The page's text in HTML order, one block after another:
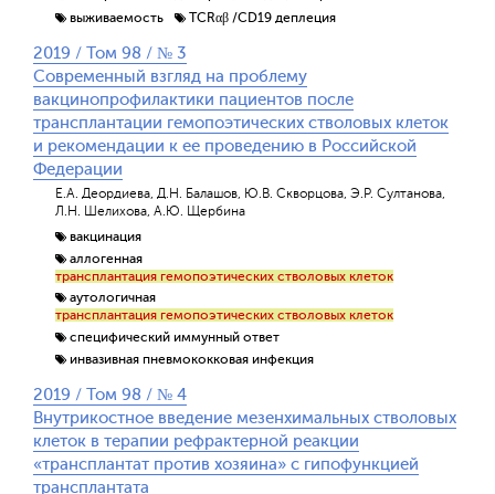
выживаемость
TCRαβ /CD19 деплеция
2019 / Том 98 / № 3
Современный взгляд на проблему
вакцинопрофилактики пациентов после
трансплантации гемопоэтических стволовых клеток
и рекомендации к ее проведению в Российской
Федерации
Е.А. Деордиева, Д.Н. Балашов, Ю.В. Скворцова, Э.Р. Султанова,
Л.Н. Шелихова, А.Ю. Щербина
вакцинация
аллогенная
трансплантация гемопоэтических стволовых клеток
аутологичная
трансплантация гемопоэтических стволовых клеток
специфический иммунный ответ
инвазивная пневмококковая инфекция
2019 / Том 98 / № 4
Внутрикостное введение мезенхимальных стволовых
клеток в терапии рефрактерной реакции
«трансплантат против хозяина» с гипофункцией
трансплантата